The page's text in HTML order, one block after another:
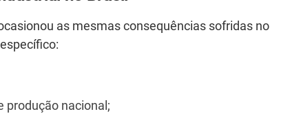
as mesmas consequências sofridas no
produção nacional;